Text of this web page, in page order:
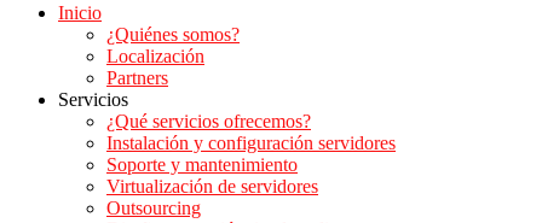
Inicio
¿Quiénes somos?
Localización
Partners
Servicios
¿Qué servicios ofrecemos?
Instalación y configuración servidores
Soporte y mantenimiento
Virtualización de servidores
Outsourcing